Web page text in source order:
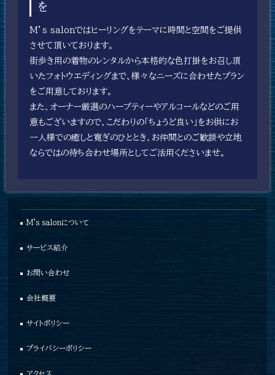
を
M’s salonではヒーリングをテーマに時間と空間をご提供
させて頂いております。
街歩き用の着物のレンタルから本格的な色打掛をお召し頂
いたフォトウエディングまで、様々なニーズに合わせたプラン
をご用意しております。
また、オーナー厳選のハーブティーやアルコールなどのご用
意もございますので、こだわりの「ちょうど良い」をお供にお
一人様での癒しと寛ぎのひととき、お仲間とのご歓談や立地
ならではの待ち合わせ場所としてご活用くださいませ。
M's salonについて
サービス紹介
お問い合わせ
会社概要
サイトポリシー
プライバシーポリシー
アクセス